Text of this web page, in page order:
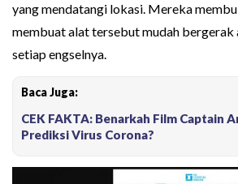
yang mendatangi lokasi. Mereka
membuat alat tersebut mudah bergerak
setiap engselnya.
Baca Juga:
CEK FAKTA: Benarkah Film Captain
Prediksi Virus Corona?